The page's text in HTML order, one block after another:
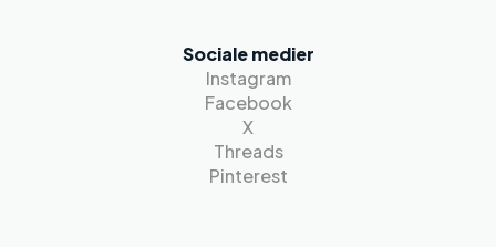
Sociale medier
Instagram
Facebook
X
Threads
Pinterest